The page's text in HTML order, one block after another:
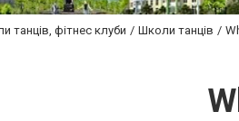
танців, фітнес клуби Школи танців